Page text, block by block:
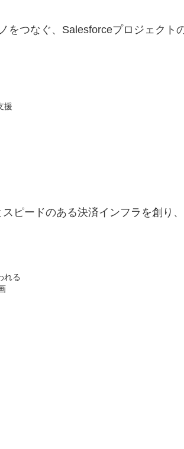
をつなぐ、Salesforceプロジェクト
援
ピードのある決済インフラを創り
れる